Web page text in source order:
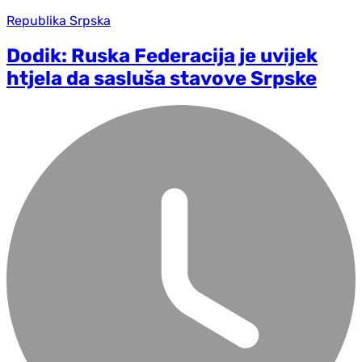
Republika Srpska
Dodik: Ruska Federacija je uvijek
htjela da sasluša stavove Srpske